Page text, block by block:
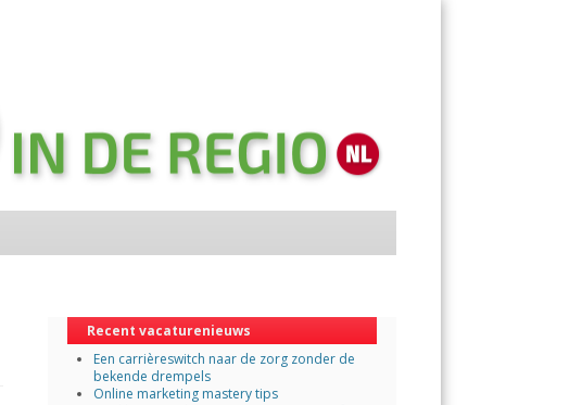
Recent vacaturenieuws
Een carrièreswitch naar de zorg zonder de
bekende drempels
Online marketing mastery tips